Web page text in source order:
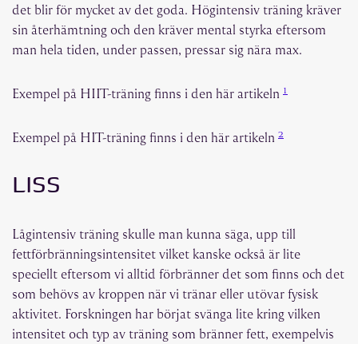
det blir för mycket av det goda. Högintensiv träning kräver
sin återhämtning och den kräver mental styrka eftersom
man hela tiden, under passen, pressar sig nära max.
Exempel på HIIT-träning finns i den här artikeln 1
Exempel på HIT-träning finns i den här artikeln 2
LISS
Lågintensiv träning skulle man kunna säga, upp till
fettförbränningsintensitet vilket kanske också är lite
speciellt eftersom vi alltid förbränner det som finns och det
som behövs av kroppen när vi tränar eller utövar fysisk
aktivitet. Forskningen har börjat svänga lite kring vilken
intensitet och typ av träning som bränner fett, exempelvis